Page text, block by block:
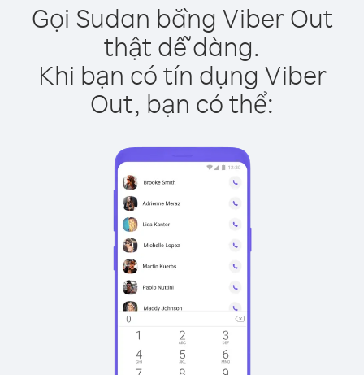
Gọi Sudan bằng Viber Out
thật dễ dàng.
Khi bạn có tín dụng Viber
Out, bạn có thể: